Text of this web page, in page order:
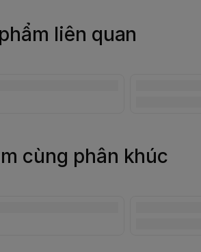
liên quan
cùng phân khúc